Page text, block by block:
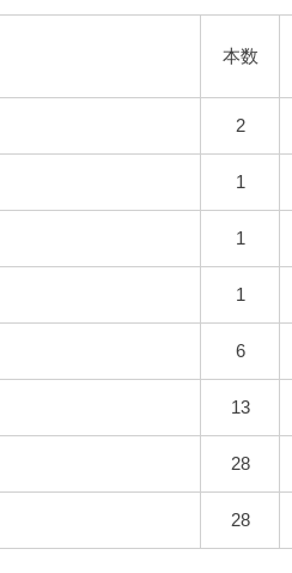
本数
2
1
1
1
6
13
28
28